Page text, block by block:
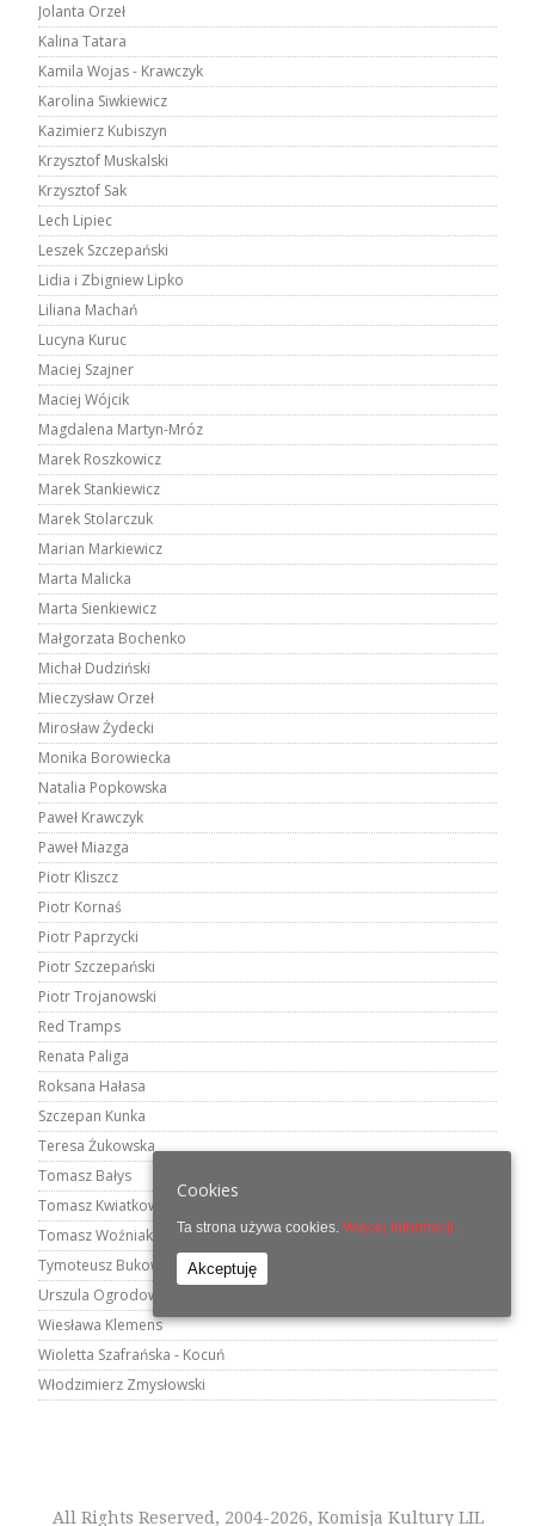
Jolanta Orzeł
Kalina Tatara
Kamila Wojas - Krawczyk
Karolina Siwkiewicz
Kazimierz Kubiszyn
Krzysztof Muskalski
Krzysztof Sak
Lech Lipiec
Leszek Szczepański
Lidia i Zbigniew Lipko
Liliana Machań
Lucyna Kuruc
Maciej Szajner
Maciej Wójcik
Magdalena Martyn-Mróz
Marek Roszkowicz
Marek Stankiewicz
Marek Stolarczuk
Marian Markiewicz
Marta Malicka
Marta Sienkiewicz
Małgorzata Bochenko
Michał Dudziński
Mieczysław Orzeł
Mirosław Żydecki
Monika Borowiecka
Natalia Popkowska
Paweł Krawczyk
Paweł Miazga
Piotr Kliszcz
Piotr Kornaś
Piotr Paprzycki
Piotr Szczepański
Piotr Trojanowski
Red Tramps
Renata Paliga
Roksana Hałasa
Szczepan Kunka
Teresa Żukowska
Tomasz Bałys
Tomasz Kwiatkowski
Tomasz Woźniak
Tymoteusz Bukowski
Urszula Ogrodowicz
Wiesława Klemens
Wioletta Szafrańska - Kocuń
Włodzimierz Zmysłowski
All Rights Reserved, 2004-2026, Komisja Kultury LIL
Cookies
Ta strona używa cookies. Więcej informacji.
Akceptuję